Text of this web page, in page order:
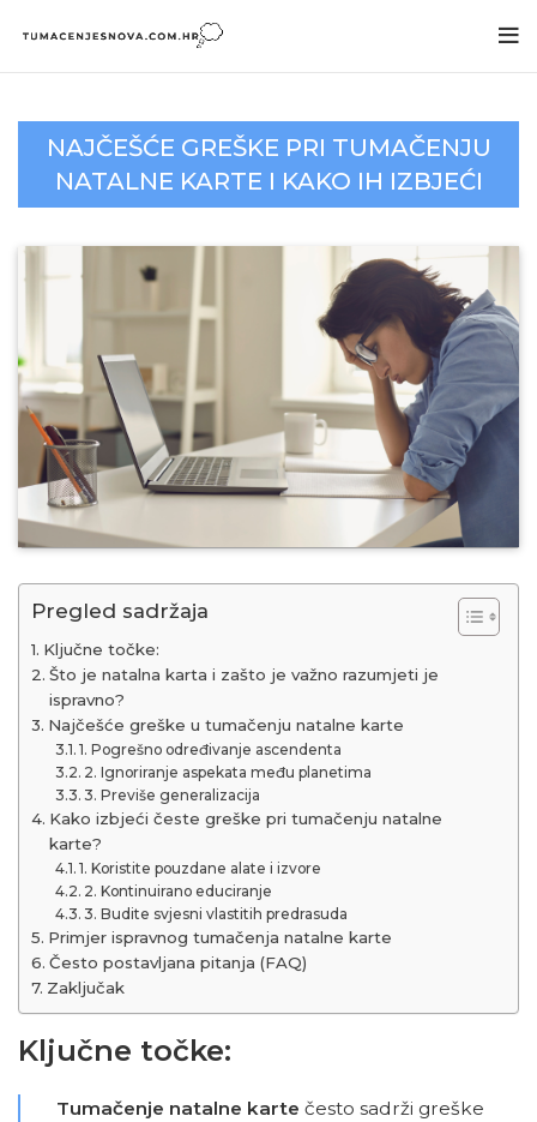
NAJČEŠĆE GREŠKE PRI TUMAČENJU
NATALNE KARTE I KAKO IH IZBJEĆI
Pregled sadržaja
Ključne točke:
Što je natalna karta i zašto je važno razumjeti je
ispravno?
Najčešće greške u tumačenju natalne karte
1. Pogrešno određivanje ascendenta
2. Ignoriranje aspekata među planetima
3. Previše generalizacija
Kako izbjeći česte greške pri tumačenju natalne
karte?
1. Koristite pouzdane alate i izvore
2. Kontinuirano educiranje
3. Budite svjesni vlastitih predrasuda
Primjer ispravnog tumačenja natalne karte
Često postavljana pitanja (FAQ)
Zaključak
Ključne točke:
Tumačenje natalne karte često sadrži greške